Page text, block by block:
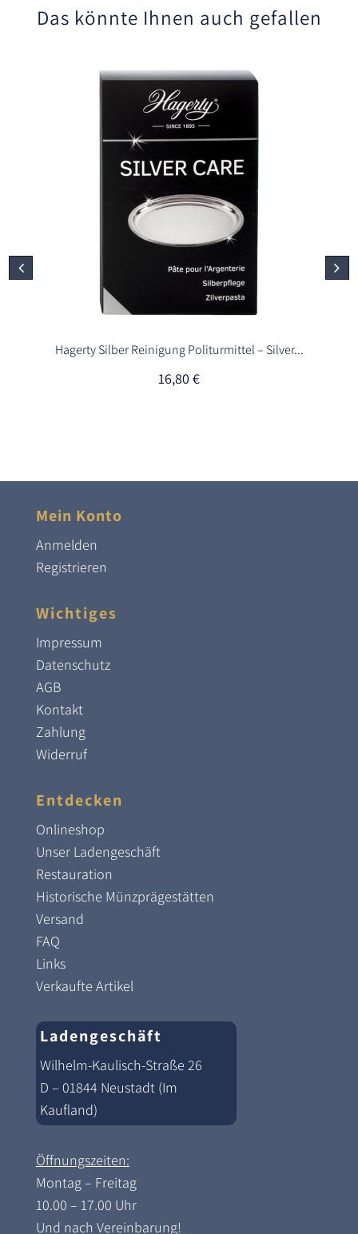
Das könnte Ihnen auch gefallen
Hagerty Silber Reinigung Politurmittel – Silver...
16,80€
Mein Konto
Anmelden
Registrieren
Wichtiges
Impressum
Datenschutz
AGB
Kontakt
Zahlung
Widerruf
Entdecken
Onlineshop
Unser Ladengeschäft
Restauration
Historische Münzprägestätten
Versand
FAQ
Links
Verkaufte Artikel
Ladengeschäft
Wilhelm-Kaulisch-Straße 26
D – 01844 Neustadt (Im
Kaufland)
Öffnungszeiten:
Montag – Freitag
10.00 – 17.00 Uhr
Und nach Vereinbarung!